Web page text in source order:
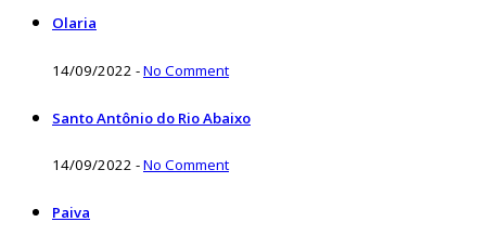
Olaria
14/09/2022 -No Comment
Santo Antônio do Rio Abaixo
14/09/2022 -No Comment
Paiva